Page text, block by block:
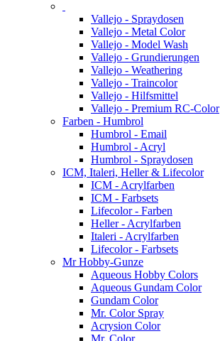
Vallejo - Spraydosen
Vallejo - Metal Color
Vallejo - Model Wash
Vallejo - Grundierungen
Vallejo - Weathering
Vallejo - Traincolor
Vallejo - Hilfsmittel
Vallejo - Premium RC-Color
Farben - Humbrol
Humbrol - Email
Humbrol - Acryl
Humbrol - Spraydosen
ICM, Italeri, Heller & Lifecolor
ICM - Acrylfarben
ICM - Farbsets
Lifecolor - Farben
Heller - Acrylfarben
Italeri - Acrylfarben
Lifecolor - Farbsets
Mr Hobby-Gunze
Aqueous Hobby Colors
Aqueous Gundam Color
Gundam Color
Mr. Color Spray
Acrysion Color
Mr. Color